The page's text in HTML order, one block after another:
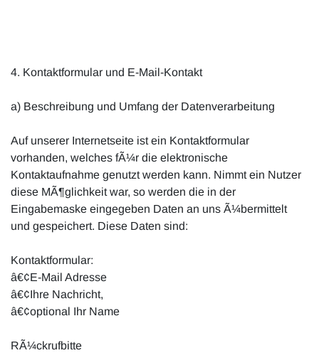
4. Kontaktformular und E-Mail-Kontakt
a) Beschreibung und Umfang der Datenverarbeitung
Auf unserer Internetseite ist ein Kontaktformular
vorhanden, welches fÃ¼r die elektronische
Kontaktaufnahme genutzt werden kann. Nimmt ein Nutzer
diese MÃ¶glichkeit war, so werden die in der
Eingabemaske eingegeben Daten an uns Ã¼bermittelt
und gespeichert. Diese Daten sind:
Kontaktformular:
â€¢E-Mail Adresse
â€¢Ihre Nachricht,
â€¢optional Ihr Name
RÃ¼ckrufbitte